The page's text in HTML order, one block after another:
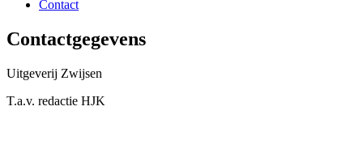
Contact
Contactgegevens
Uitgeverij Zwijsen
T.a.v. redactie HJK